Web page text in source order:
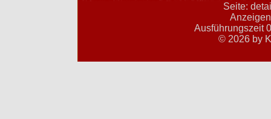
Seite:
Ausführungszeit
© 2026 by